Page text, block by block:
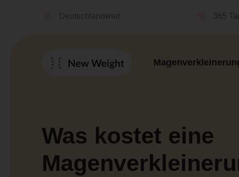
Deutschlandweit 365
Was kostet eine